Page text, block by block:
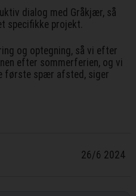
dialog med Gråkjær, så
specifikke projekt.
og optegning, så vi efter
efter sommerferien, og vi
første spær afsted, siger
26/6 2024